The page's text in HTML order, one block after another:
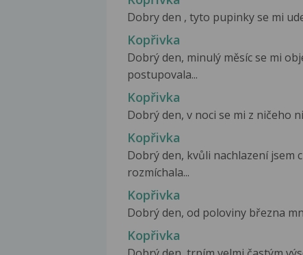
Dobry den , tyto pupinky se mi
Kopřivka
Dobrý den, minulý měsíc se mi
postupovala...
Kopřivka
Dobrý den, v noci se mi z ničeho
Kopřivka
Dobrý den, kvůli nachlazení jsem
rozmíchala...
Kopřivka
Dobrý den, od poloviny března
Kopřivka